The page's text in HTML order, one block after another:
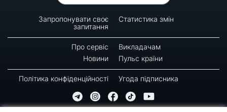
Запропонувати своє
запитання
Статистика змін
Про сервіс
Викладачам
Новини
Пульс країни
Політика конфіденційності Угода підписника